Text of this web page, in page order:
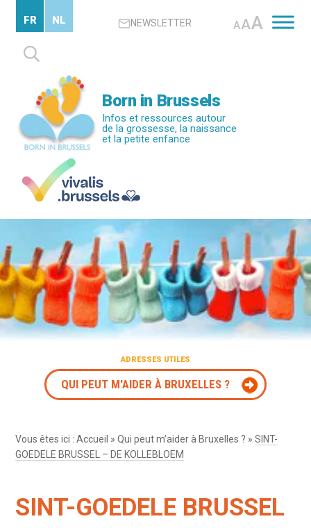
contenu
principal
NEWSLETTER AAA
Rechercher :
FR NL
Born in Brussels
Infos et ressources autour
de la grossesse, la naissance
et la petite enfance
ADRESSES UTILES
QUI PEUT M'AIDER À BRUXELLES ?
Vous êtes ici :Accueil »Qui peut m’aider à Bruxelles ? »SINT-
GOEDELE BRUSSEL – DE KOLLEBLOEM
SINT-GOEDELE BRUSSEL